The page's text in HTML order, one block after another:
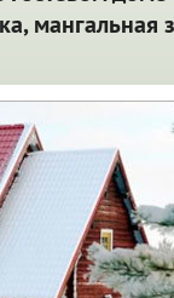
мангальная